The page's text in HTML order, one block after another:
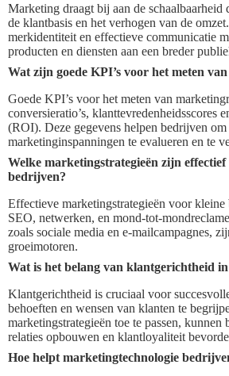
Marketing draagt bij aan de schaalbaarheid
de klantbasis en het verhogen van de
merkidentiteit en effectieve communicatie
producten en diensten aan een breder
Wat zijn goede KPI’s voor het meten
Goede KPI’s voor het meten van
conversieratio’s, klanttevredenheidsscores
(ROI). Deze gegevens helpen bedrijven om
marketinginspanningen te evalueren en te
Welke marketingstrategieën zijn
bedrijven?
Effectieve marketingstrategieën voor
SEO, netwerken, en mond-tot-
zoals sociale media en e-mailcampagnes,
groeimotoren.
Wat is het belang van klantgerichtheid
Klantgerichtheid is cruciaal voor
behoeften en wensen van klanten te
marketingstrategieën toe te passen, kunnen
relaties opbouwen en klantloyaliteit
Hoe helpt marketingtechnologie